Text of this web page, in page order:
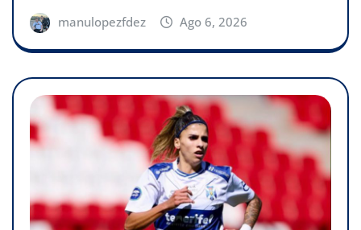
manulopezfdez Ago 6, 2026